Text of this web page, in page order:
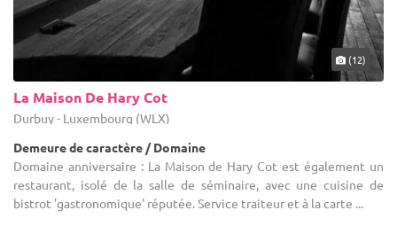
(12)
La Maison De Hary Cot
Durbuy - Luxembourg (WLX)
Demeure de caractère / Domaine
Domaine anniversaire : La Maison de Hary Cot est également un
restaurant, isolé de la salle de séminaire, avec une cuisine de
bistrot 'gastronomique' réputée. Service traiteur et à la carte ...